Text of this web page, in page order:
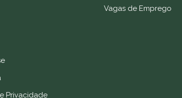
Privacidade
Vagas de Emprego